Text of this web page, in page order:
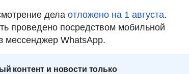
дела отложено на 1 августа.
проведено посредством мобильной
мессенджер WhatsApp.
контент и новости только